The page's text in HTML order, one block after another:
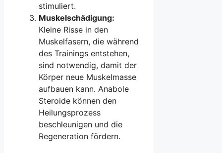
stimuliert.
Muskelschädigung:
Kleine Risse in den
Muskelfasern, die während
des Trainings entstehen,
sind notwendig, damit der
Körper neue Muskelmasse
aufbauen kann. Anabole
Steroide können den
Heilungsprozess
beschleunigen und die
Regeneration fördern.